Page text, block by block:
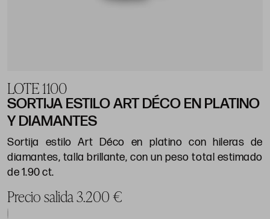
LOTE 1100
SORTIJA ESTILO ART DÉCO EN PLATINO
Y DIAMANTES
Sortija estilo Art Déco en platino con hileras de
diamantes, talla brillante, con un peso total estimado
de 1.90 ct.
Precio salida 3.200 €